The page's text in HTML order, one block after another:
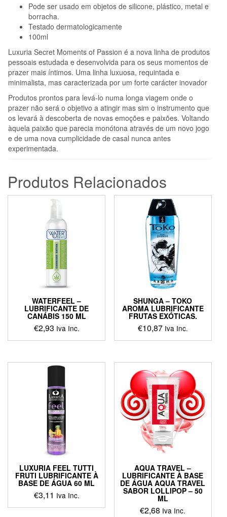
Pode ser usado em objetos de silicone, plástico, metal e
borracha.
Testado dermatologicamente
100ml
Luxuria Secret Moments of Passion é a nova linha de produtos
pessoais estudada e desenvolvida para os seus momentos de
prazer mais íntimos. Uma linha luxuosa, requintada e
minimalista, mas caracterizada por um forte carácter inovador
Produtos prontos para levá-lo numa longa viagem onde o
prazer não será o objetivo a atingir mas sim o instrumento que
os levará à descoberta de novas emoções e paixões. Voltando
àquela paixão que parecia monótona através de um novo jogo
e de uma nova cumplicidade de casal nunca antes
experimentada.
Produtos Relacionados
WATERFEEL –
LUBRIFICANTE DE
CANÁBIS 150 ML
€2,93 Iva Inc.
SHUNGA – TOKO
AROMA LUBRIFICANTE
FRUTAS EXÓTICAS.
€10,87 Iva Inc.
LUXURIA FEEL TUTTI
FRUTI LUBRIFICANTE À
BASE DE ÁGUA 60 ML
€3,11 Iva Inc.
AQUA TRAVEL –
LUBRIFICANTE À BASE
DE ÁGUA AQUA TRAVEL
SABOR LOLLIPOP – 50
ML
€2,68 Iva Inc.